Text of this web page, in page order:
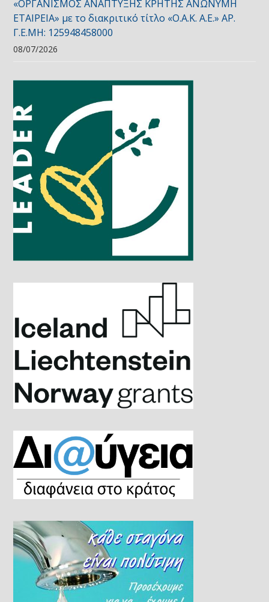
«ΟΡΓΑΝΙΣΜΟΣ ΑΝΑΠΤΥΞΗΣ ΚΡΗΤΗΣ ΑΝΩΝΥΜΗ
ΕΤΑΙΡΕΙΑ» με το διακριτικό τίτλο «Ο.Α.Κ. Α.Ε.» ΑΡ.
Γ.Ε.ΜΗ: 125948458000
08/07/2026